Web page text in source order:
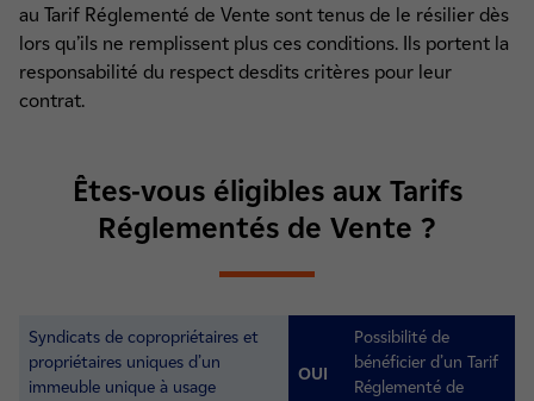
au Tarif Réglementé de Vente sont tenus de le résilier dès
lors qu’ils ne remplissent plus ces conditions. Ils portent la
responsabilité du respect desdits critères pour leur
contrat.
Êtes-vous éligibles aux Tarifs
Réglementés de Vente ?
Syndicats de copropriétaires et
propriétaires uniques d’un
immeuble unique à usage
OUI
Possibilité de
bénéficier d’un Tarif
Réglementé de